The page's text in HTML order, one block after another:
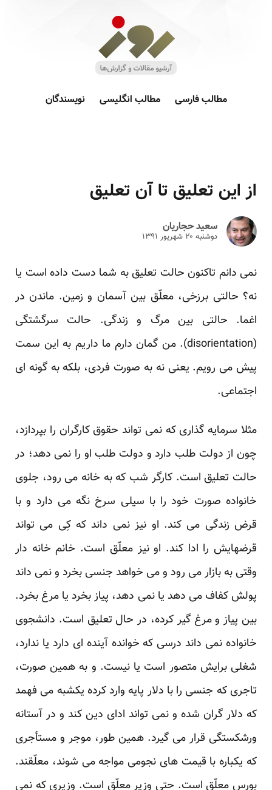
مطالب فارسی مطالب انگلیسی نویسندگان
از این تعلیق تا آن تعلیق
سعید حجاریان
دوشنبه ۲۰ شهريور ۱۳۹۱
نمی‏ دانم تاکنون حالت تعلیق به شما دست داده است یا
نه؟ حالتی برزخی، معلّق بین آسمان و زمین. ماندن در
اغما. حالتی بین مرگ و زندگی. حالت سرگشتگی
(disorientation). من گمان دارم ما داریم به این سمت
پیش می‏ رویم. یعنی نه به صورت فردی، بلکه به گونه‏ ای
اجتماعی.
مثلا سرمایه‏ گذاری که نمی‏ تواند حقوق کارگران را بپردازد،
چون از دولت طلب دارد و دولت طلب او را نمی‏ دهد؛ در
حالت تعلیق است. کارگر شب که به خانه می‏ رود، جلوی
خانواده صورت خود را با سیلی سرخ نگه می‏ دارد و با
قرض زندگی می ‏کند. او نیز نمی‏ داند که کِی می‏ تواند
قرض‏هایش را ادا کند. او نیز معلّق است. خانم خانه‏ دار
وقتی به بازار می‏ رود و می‏ خواهد جنسی بخرد و نمی‏ داند
پولش کفاف می‏ دهد یا نمی‏ دهد، پیاز بخرد یا مرغ بخرد.
بین پیاز و مرغ گیر کرده، در حال تعلیق است. دانشجوی
خانواده نمی‏ داند درسی که خوانده آینده ‏ای دارد یا ندارد،
شغلی برایش متصور است یا نیست. و به همین صورت،
تاجری که جنسی را با دلار پایه وارد کرده یکشبه می‏ فهمد
که دلار گران شده و نمی‏ تواند ادای دین کند و در آستانه
ورشکستگی قرار می‏ گیرد. همین طور، موجر و مستأجری
که یکباره با قیمت ‏های نجومی مواجه می‏ شوند، معلّقند.
بورس معلّق است. حتی وزیر معلّق است. وزیری که نمی‏